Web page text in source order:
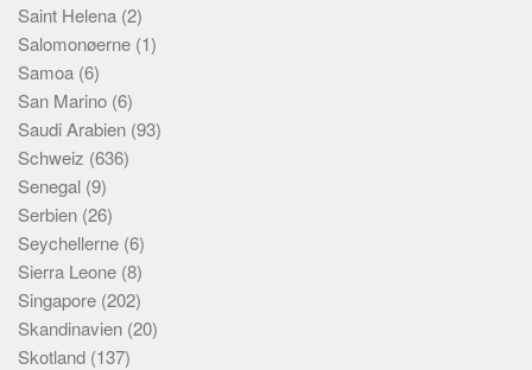
Saint Helena (2)
Salomonøerne (1)
Samoa (6)
San Marino (6)
Saudi Arabien (93)
Schweiz (636)
Senegal (9)
Serbien (26)
Seychellerne (6)
Sierra Leone (8)
Singapore (202)
Skandinavien (20)
Skotland (137)